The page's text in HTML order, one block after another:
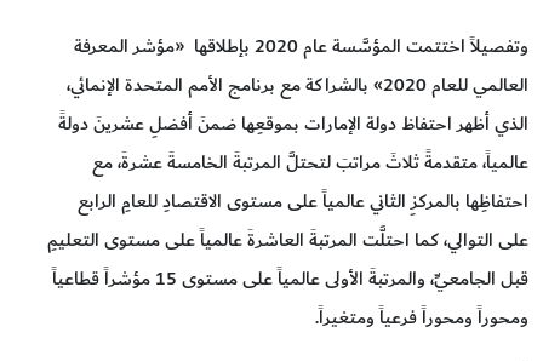
وتفصيلاً اختتمت المؤسَّسة عام 2020 بإطلاقها «مؤشر المعرفة
العالمي للعام 2020» بالشراكة مع برنامج الأمم المتحدة الإنمائي،
الذي أظهر احتفاظ دولة الإمارات بموقعِها ضمنَ أفضلِ عشرينَ دولةً
عالمياً، متقدمةً ثلاثَ مراتبَ لتحتلَّ المرتبةَ الخامسةَ عشرةَ، مع
احتفاظِها بالمركزِ الثاني عالمياً على مستوى الاقتصادِ للعامِ الرابع
على التوالي، كما احتلَّت المرتبةَ العاشرةَ عالمياً على مستوى التعليمِ
قبل الجامعيِّ، والمرتبةَ الأولى عالمياً على مستوى 15 مؤشراً قطاعياً
ومحوراً ومحوراً فرعياً ومتغيراً.